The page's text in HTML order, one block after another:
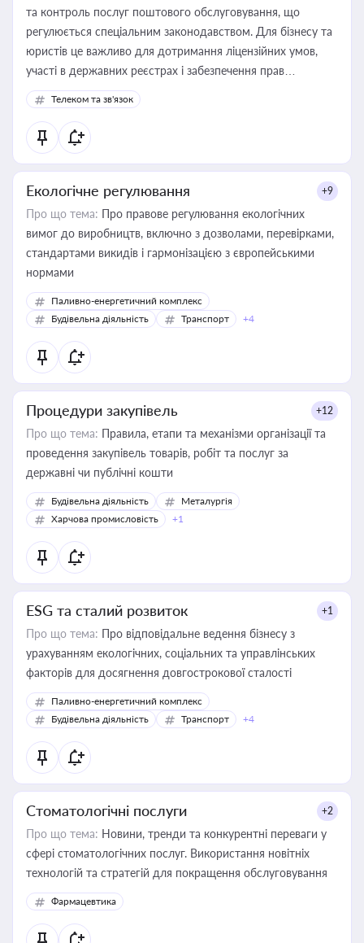
та контроль послуг поштового обслуговування, що
регулюється спеціальним законодавством. Для бізнесу та
юристів це важливо для дотримання ліцензійних умов,
участі в державних реєстрах і забезпечення прав
споживачів.
Телеком та зв'язок
Екологічне регулювання +9
Про що тема: Про правове регулювання екологічних
вимог до виробництв, включно з дозволами, перевірками,
стандартами викидів і гармонізацією з європейськими
нормами
Паливно-енергетичний комплекс
Будівельна діяльність
Транспорт +4
Процедури закупівель +12
Про що тема: Правила, етапи та механізми організації та
проведення закупівель товарів, робіт та послуг за
державні чи публічні кошти
Будівельна діяльність
Металургія
Харчова промисловість
+1
ESG та сталий розвиток +1
Про що тема: Про відповідальне ведення бізнесу з
урахуванням екологічних, соціальних та управлінських
факторів для досягнення довгострокової сталості
Паливно-енергетичний комплекс
Будівельна діяльність
Транспорт +4
Стоматологічні послуги +2
Про що тема: Новини, тренди та конкурентні переваги у
сфері стоматологічних послуг. Використання новітніх
технологій та стратегій для покращення обслуговування
Фармацевтика